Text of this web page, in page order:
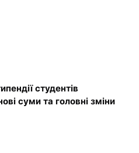
студентів
суми та головні зміни